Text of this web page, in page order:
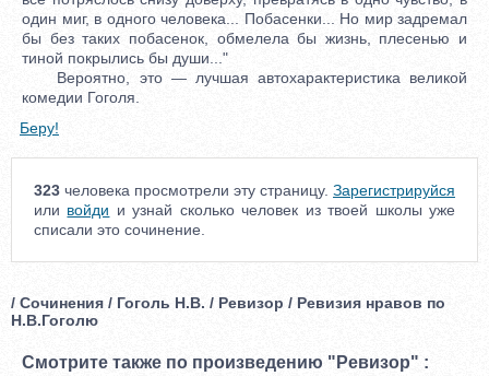
один миг, в одного человека... Побасенки... Но мир задремал
бы без таких побасенок, обмелела бы жизнь, плесенью и
тиной покрылись бы души..."
Вероятно, это — лучшая автохарактеристика великой
комедии Гоголя.
Беру!
323 человека просмотрели эту страницу. Зарегистрируйся
или войди и узнай сколько человек из твоей школы уже
списали это сочинение.
/ Сочинения / Гоголь Н.В. / Ревизор / Ревизия нравов по
Н.В.Гоголю
Смотрите также по произведению "Ревизор" :